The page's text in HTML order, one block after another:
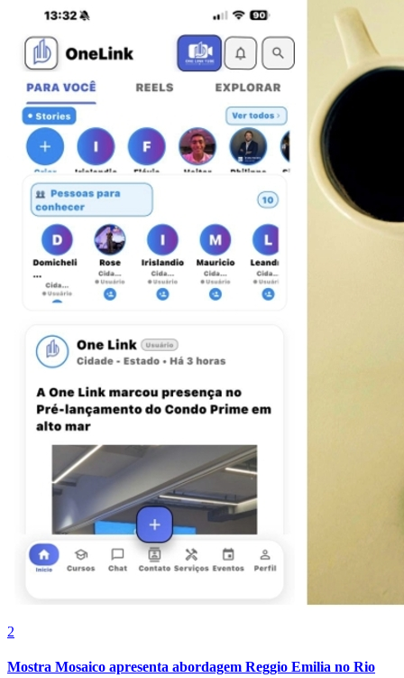
Fortaleza
2
Mostra Mosaico apresenta abordagem Reggio Emilia no Rio